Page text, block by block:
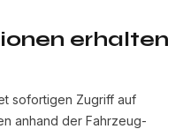
erhalten
sofortigen Zugriff auf
anhand der Fahrzeug-